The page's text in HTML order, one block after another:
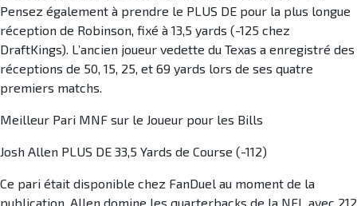
Pensez également à prendre le PLUS DE pour la plus longue
réception de Robinson, fixé à 13,5 yards (-125 chez
DraftKings). L’ancien joueur vedette du Texas a enregistré des
réceptions de 50, 15, 25, et 69 yards lors de ses quatre
premiers matchs.
Meilleur Pari MNF sur le Joueur pour les Bills
Josh Allen PLUS DE 33,5 Yards de Course (-112)
Ce pari était disponible chez FanDuel au moment de la
publication. Allen domine les quarterbacks de la NFL avec 212